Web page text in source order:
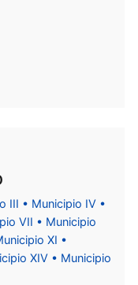
III • Municipio IV •
VII • Municipio
XI •
XIV • Municipio